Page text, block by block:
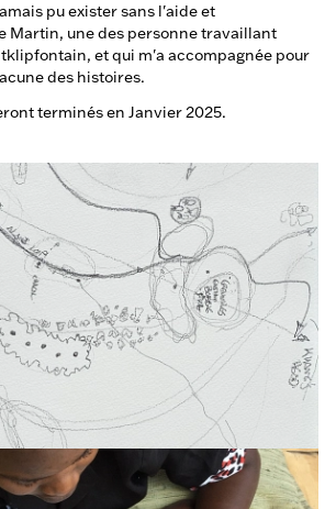
pu exister sans l'aide et
Martin, une des personne travaillant
et qui m'a accompagnée pour
des histoires.
terminés en Janvier 2025.